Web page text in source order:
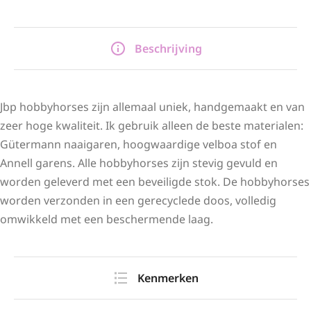
Beschrijving
Jbp hobbyhorses zijn allemaal uniek, handgemaakt en van
zeer hoge kwaliteit. Ik gebruik alleen de beste materialen:
Gütermann naaigaren, hoogwaardige velboa stof en
Annell garens. Alle hobbyhorses zijn stevig gevuld en
worden geleverd met een beveiligde stok. De hobbyhorses
worden verzonden in een gerecyclede doos, volledig
omwikkeld met een beschermende laag.
Kenmerken